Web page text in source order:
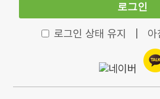
로그인
로그인 상태 유지 아